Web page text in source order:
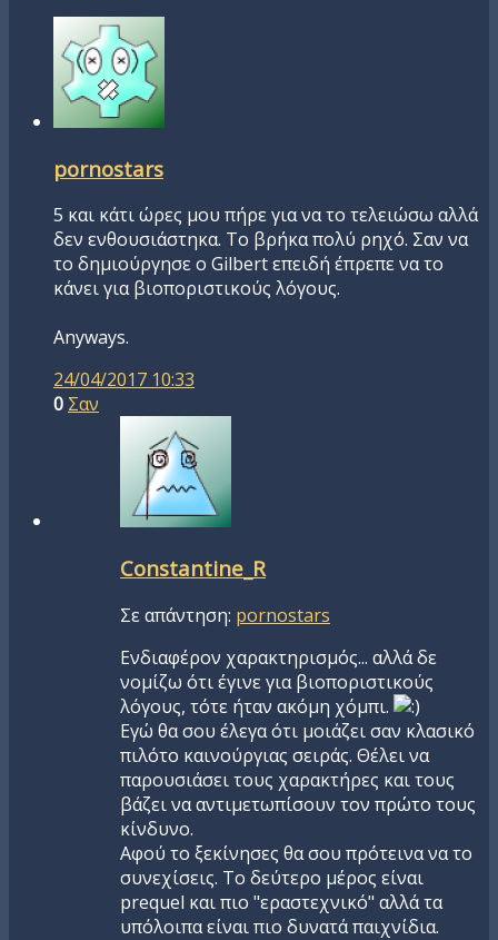
pornostars
5 και κάτι ώρες μου πήρε για να το τελειώσω αλλά
δεν ενθουσιάστηκα. Το βρήκα πολύ ρηχό. Σαν να
το δημιούργησε ο Gilbert επειδή έπρεπε να το
κάνει για βιοποριστικούς λόγους.
Anyways.
24/04/2017 10:33
0 Σαν
Constantine_R
Σε απάντηση: pornostars
Ενδιαφέρον χαρακτηρισμός... αλλά δε
νομίζω ότι έγινε για βιοποριστικούς
λόγους, τότε ήταν ακόμη χόμπι.
Εγώ θα σου έλεγα ότι μοιάζει σαν κλασικό
πιλότο καινούργιας σειράς. Θέλει να
παρουσιάσει τους χαρακτήρες και τους
βάζει να αντιμετωπίσουν τον πρώτο τους
κίνδυνο.
Αφού το ξεκίνησες θα σου πρότεινα να το
συνεχίσεις. Το δεύτερο μέρος είναι
prequel και πιο "εραστεχνικό" αλλά τα
υπόλοιπα είναι πιο δυνατά παιχνίδια.